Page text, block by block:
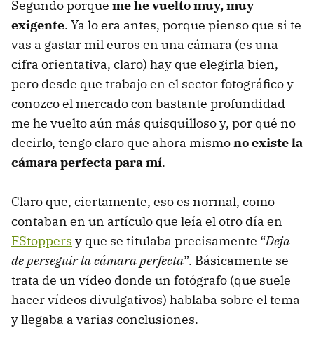
Segundo porque me he vuelto muy, muy
exigente. Ya lo era antes, porque pienso que si te
vas a gastar mil euros en una cámara (es una
cifra orientativa, claro) hay que elegirla bien,
pero desde que trabajo en el sector fotográfico y
conozco el mercado con bastante profundidad
me he vuelto aún más quisquilloso y, por qué no
decirlo, tengo claro que ahora mismono existe la
cámara perfecta para mí.
Claro que, ciertamente, eso es normal, como
contaban en un artículo que leía el otro día en
FStoppers y que se titulaba precisamente “Deja
de perseguir la cámara perfecta”. Básicamente se
trata de un vídeo donde un fotógrafo (que suele
hacer vídeos divulgativos) hablaba sobre el tema
y llegaba a varias conclusiones.